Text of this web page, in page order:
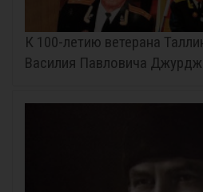
К 100-летию ветерана
Василия Павловича